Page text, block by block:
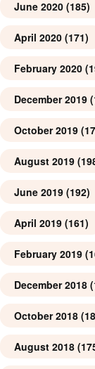
June 2020 (185)
April 2020 (171)
February 2020
December 2019
October 2019
August 2019
June 2019 (192)
April 2019 (161)
February 2019
December 2018
October 2018
August 2018